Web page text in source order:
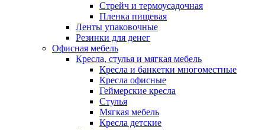
Стрейч и термоусадочная
Пленка пищевая
Ленты упаковочные
Резинки для денег
Офисная мебель
Кресла, стулья и мягкая мебель
Кресла и банкетки многоместные
Кресла офисные
Геймерские кресла
Стулья
Мягкая мебель
Кресла детские